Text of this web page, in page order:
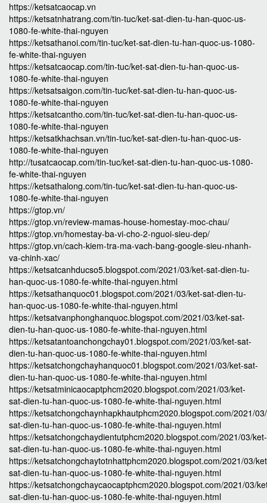
https://ketsatcaocap.vn
https://ketsatnhatrang.com/tin-tuc/ket-sat-dien-tu-han-quoc-us-
1080-fe-white-thai-nguyen
https://ketsathanoi.com/tin-tuc/ket-sat-dien-tu-han-quoc-us-1080-
fe-white-thai-nguyen
https://ketsatcaocap.com/tin-tuc/ket-sat-dien-tu-han-quoc-us-
1080-fe-white-thai-nguyen
https://ketsatsaigon.com/tin-tuc/ket-sat-dien-tu-han-quoc-us-
1080-fe-white-thai-nguyen
https://ketsatcantho.com/tin-tuc/ket-sat-dien-tu-han-quoc-us-
1080-fe-white-thai-nguyen
https://ketsatkhachsan.vn/tin-tuc/ket-sat-dien-tu-han-quoc-us-
1080-fe-white-thai-nguyen
http://tusatcaocap.com/tin-tuc/ket-sat-dien-tu-han-quoc-us-1080-
fe-white-thai-nguyen
https://ketsathalong.com/tin-tuc/ket-sat-dien-tu-han-quoc-us-
1080-fe-white-thai-nguyen
https://gtop.vn/
https://gtop.vn/review-mamas-house-homestay-moc-chau/
https://gtop.vn/homestay-ba-vi-cho-2-nguoi-sieu-dep/
https://gtop.vn/cach-kiem-tra-ma-vach-bang-google-sieu-nhanh-
va-chinh-xac/
https://ketsatcanhducso5.blogspot.com/2021/03/ket-sat-dien-tu-
han-quoc-us-1080-fe-white-thai-nguyen.html
https://ketsathanquoc01.blogspot.com/2021/03/ket-sat-dien-tu-
han-quoc-us-1080-fe-white-thai-nguyen.html
https://ketsatvanphonghanquoc.blogspot.com/2021/03/ket-sat-
dien-tu-han-quoc-us-1080-fe-white-thai-nguyen.html
https://ketsatantoanchongchay01.blogspot.com/2021/03/ket-sat-
dien-tu-han-quoc-us-1080-fe-white-thai-nguyen.html
https://ketsatchongchayhanquoc01.blogspot.com/2021/03/ket-sat-
dien-tu-han-quoc-us-1080-fe-white-thai-nguyen.html
https://ketsatminicaocaptphcm2020.blogspot.com/2021/03/ket-
sat-dien-tu-han-quoc-us-1080-fe-white-thai-nguyen.html
https://ketsatchongchaynhapkhautphcm2020.blogspot.com/2021/
sat-dien-tu-han-quoc-us-1080-fe-white-thai-nguyen.html
https://ketsatchongchaydientutphcm2020.blogspot.com/2021/03/ket-
sat-dien-tu-han-quoc-us-1080-fe-white-thai-nguyen.html
https://ketsatchongchaytotnhattphcm2020.blogspot.com/2021/03/
sat-dien-tu-han-quoc-us-1080-fe-white-thai-nguyen.html
https://ketsatchongchaycaocaptphcm2020.blogspot.com/2021/03/
sat-dien-tu-han-quoc-us-1080-fe-white-thai-nguyen.html